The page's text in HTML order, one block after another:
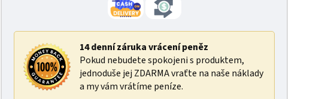
14 denní záruka vrácení peněz
Pokud nebudete spokojeni s produktem,
jednoduše jej ZDARMA vraťte na naše náklady
a my vám vrátíme peníze.